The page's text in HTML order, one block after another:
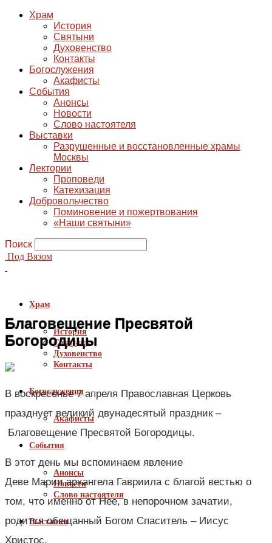
Храм
История
Святыни
Духовенство
Контакты
Богослужения
Акафисты
События
Анонсы
Новости
Слово настоятеля
Выставки
Разрушенные и восстановленные храмы
Москвы
Лектории
Проповеди
Катехизация
Добровольчество
Поминовение и пожертвования
«Наши святыни»
Поиск
Под Вязом
Храм
История
Святыни
Духовенство
Контакты
Богослужения
Акафисты
События
Анонсы
Новости
Слово настоятеля
Выставки
Благовещение Пресвятой
Богородицы
В воскресенье 7 апреля Православная Церковь
празднует великий двунадесятый праздник –
Благовещение Пресвятой Богородицы.
В этот день мы вспоминаем явление
Деве Марии архангела Гавриила с благой вестью о
том, что именно от Нее, в непорочном зачатии,
родится обещанный Богом Спаситель – Иисус
Христос.